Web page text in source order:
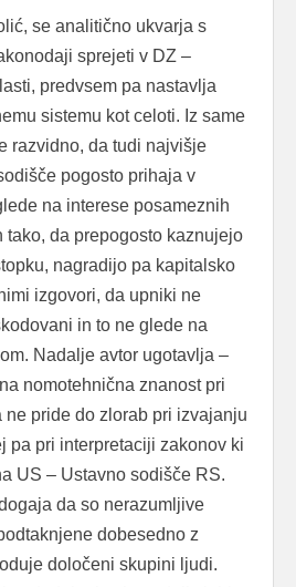
se analitično ukvarja s
sprejeti v DZ –
predvsem pa nastavlja
sistemu kot celoti. Iz same
razvidno, da tudi najvišje
pogosto prihaja v
na interese posameznih
tako, da prepogosto kaznujejo
nagradijo pa kapitalsko
izgovori, da upniki ne
in to ne glede na
Nadalje avtor ugotavlja –
nomotehnična znanost pri
ne pride do zlorab pri izvajanju
pa pri interpretaciji zakonov ki
US – Ustavno sodišče RS.
da so nerazumljive
dobesedno z
določeni skupini ljudi.